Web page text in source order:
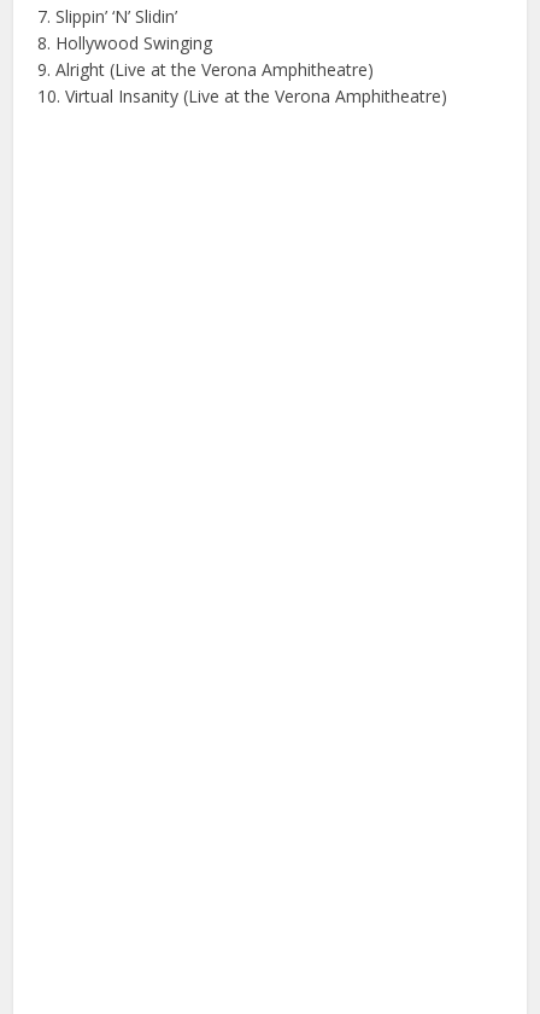
7. Slippin’ ‘N’ Slidin’
8. Hollywood Swinging
9. Alright (Live at the Verona Amphitheatre)
10. Virtual Insanity (Live at the Verona Amphitheatre)